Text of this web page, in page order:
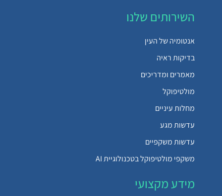
השירותים שלנו
אנטומיה של העין
בדיקות ראיה
מאמרים ומדריכים
מולטיפוקל
מחלות עיניים
עדשות מגע
עדשות משקפיים
משקפי מולטיפוקל בטכנולוגיית AI
מידע מקצועי